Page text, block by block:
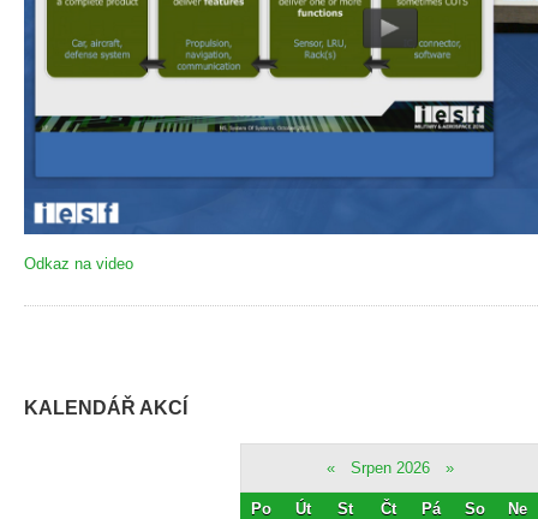
Odkaz na video
KALENDÁŘ AKCÍ
« Srpen 2026 »
Po Út St Čt Pá So
Ne